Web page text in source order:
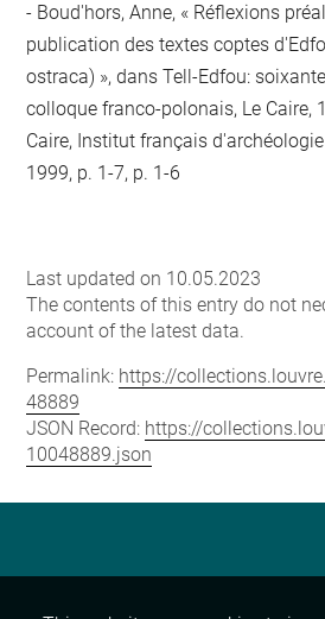
Boud'hors, Anne, « Réflexions
publication des textes coptes
ostraca) », dans Tell-Edfou:
colloque franco-polonais, Le Caire,
Caire, Institut français
1999, p. 1-7, p. 1-6
Last updated on 10.05.2023
The contents of this entry do not
account of the latest data.
Permalink: https://
48889
JSON Record: https://
10048889.json